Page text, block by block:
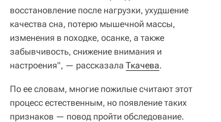
восстановление после нагрузки, ухудшение
качества сна, потерю мышечной массы,
изменения в походке, осанке, а также
забывчивость, снижение внимания и
настроения", — рассказала Ткачева.
По ее словам, многие пожилые считают этот
процесс естественным, но появление таких
признаков — повод пройти обследование.